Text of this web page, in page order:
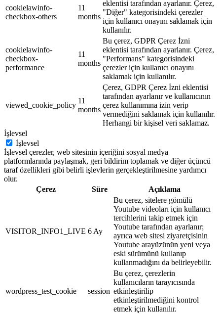
cookielawinfo-
checkbox-others
11
months
eklentisi tarafından ayarlanır. Çerez,
"Diğer" kategorisindeki çerezler
için kullanıcı onayını saklamak için
kullanılır.
cookielawinfo-
checkbox-
performance
11
months
Bu çerez, GDPR Çerez İzni
eklentisi tarafından ayarlanır. Çerez,
"Performans" kategorisindeki
çerezler için kullanıcı onayını
saklamak için kullanılır.
viewed_cookie_policy
11
months
Çerez, GDPR Çerez İzni eklentisi
tarafından ayarlanır ve kullanıcının
çerez kullanımına izin verip
vermediğini saklamak için kullanılır.
Herhangi bir kişisel veri saklamaz.
İşlevsel
İşlevsel
İşlevsel çerezler, web sitesinin içeriğini sosyal medya
platformlarında paylaşmak, geri bildirim toplamak ve diğer üçüncü
taraf özellikleri gibi belirli işlevlerin gerçekleştirilmesine yardımcı
olur.
Çerez
Süre Açıklama
VISITOR_INFO1_LIVE 6 Ay
Bu çerez, sitelere gömülü
Youtube videoları için kullanıcı
tercihlerini takip etmek için
Youtube tarafından ayarlanır;
ayrıca web sitesi ziyaretçisinin
Youtube arayüzünün yeni veya
eski sürümünü kullanıp
kullanmadığını da belirleyebilir.
wordpress_test_cookie session
Bu çerez, çerezlerin
kullanıcıların tarayıcısında
etkinleştirilip
etkinleştirilmediğini kontrol
etmek için kullanılır.